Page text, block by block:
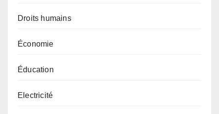
Droits humains
Économie
Éducation
Electricité